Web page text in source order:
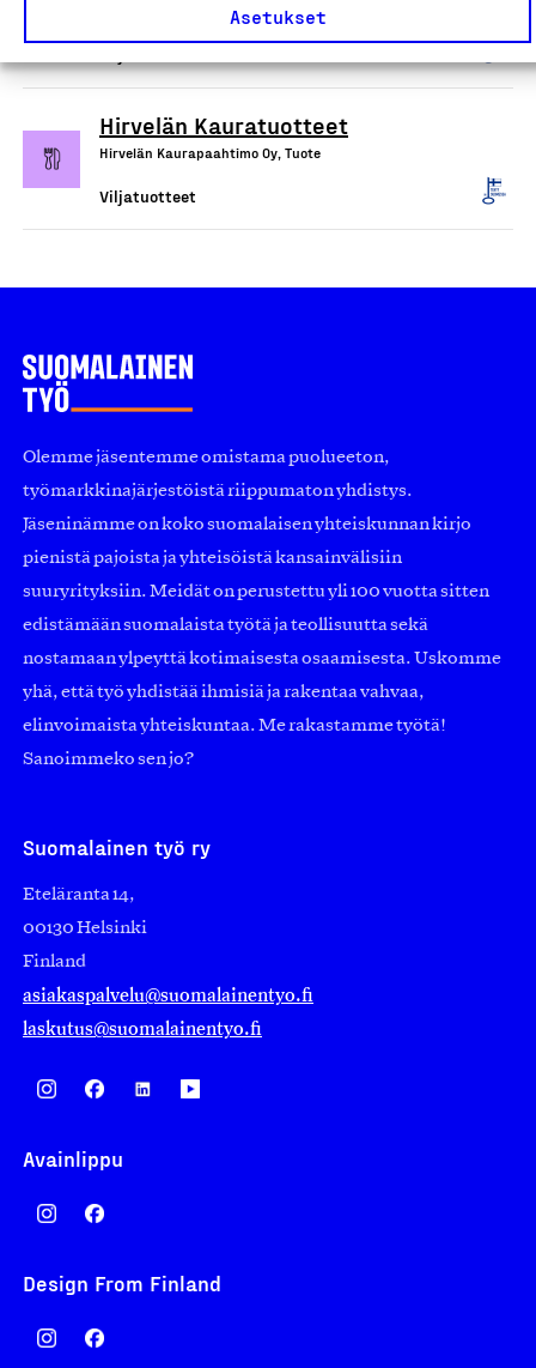
Asetukset
Fazer Finland Oy, Tuote
Hirvelän Kauratuotteet
Hirvelän Kaurapaahtimo Oy, Tuote
Viljatuotteet
Olemme jäsentemme omistama puolueeton,
työmarkkinajärjestöistä riippumaton yhdistys.
Jäseninämme on koko suomalaisen yhteiskunnan kirjo
pienistä pajoista ja yhteisöistä kansainvälisiin
suuryrityksiin. Meidät on perustettu yli 100 vuotta sitten
edistämään suomalaista työtä ja teollisuutta sekä
nostamaan ylpeyttä kotimaisesta osaamisesta. Uskomme
yhä, että työ yhdistää ihmisiä ja rakentaa vahvaa,
elinvoimaista yhteiskuntaa. Me rakastamme työtä!
Sanoimmeko sen jo?
Suomalainen työ ry
Eteläranta 14,
00130 Helsinki
Finland
asiakaspalvelu@suomalainentyo.fi
laskutus@suomalainentyo.fi
Avainlippu
Design From Finland